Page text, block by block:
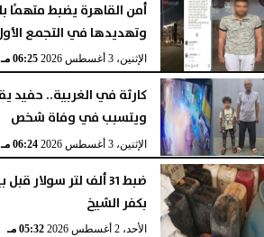
أمن القاهرة يضبط متهمًا
وتهديدها في التجمع
الإثنين، 3 أغسطس 2026 06:25 مـ
كارثة في الغربية.. حفيد
ويتسبب في وفاة شخص
الإثنين، 3 أغسطس 2026 06:24 مـ
ضبط 31 ألف لتر سولار
بكفر الشيخ
الأحد، 2 أغسطس 2026 05:32 مـ